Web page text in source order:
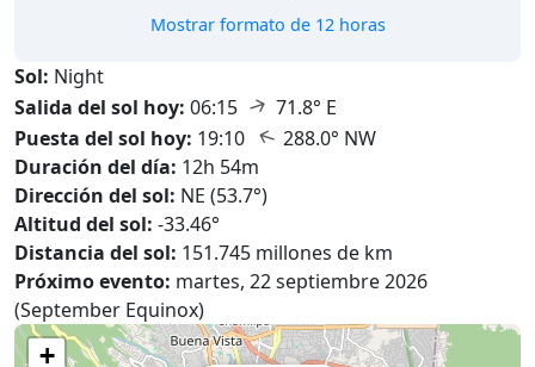
Mostrar formato de 12 horas
Sol: Night
Salida del sol hoy: 06:15 ↑ 71.8° E
Puesta del sol hoy: 19:10 ↑ 288.0° NW
Duración del día: 12h 54m
Dirección del sol: NE (53.7°)
Altitud del sol: -33.46°
Distancia del sol: 151.745 millones de km
Próximo evento: martes, 22 septiembre 2026
(September Equinox)
+